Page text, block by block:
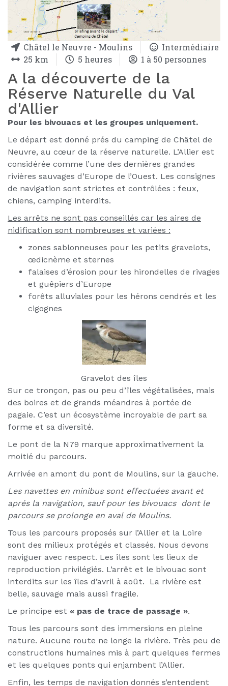
Châtel le Neuvre - Moulins
Intermédiaire
25 km
5 heures 1 à 50 personnes
A la découverte de la
Réserve Naturelle du Val
d'Allier
Pour les bivouacs et les groupes uniquement.
Le départ est donné prés du camping de Châtel de
Neuvre, au cœur de la réserve naturelle. L’Allier est
considérée comme l’une des dernières grandes
rivières sauvages d’Europe de l’Ouest. Les consignes
de navigation sont strictes et contrôlées : feux,
chiens, camping interdits.
Les arrêts ne sont pas conseillés car les aires de
nidification sont nombreuses et variées :
zones sablonneuses pour les petits gravelots,
œdicnème et sternes
falaises d’érosion pour les hirondelles de rivages
et guêpiers d’Europe
forêts alluviales pour les hérons cendrés et les
cigognes
Gravelot des îles
Sur ce tronçon, pas ou peu d’îles végétalisées, mais
des boires et de grands méandres à portée de
pagaie. C’est un écosystème incroyable de part sa
forme et sa diversité.
Le pont de la N79 marque approximativement la
moitié du parcours.
Arrivée en amont du pont de Moulins, sur la gauche.
Les navettes en minibus sont effectuées avant et
aprés la navigation, sauf pour les bivouacs dont le
parcours se prolonge en aval de Moulins.
Tous les parcours proposés sur l’Allier et la Loire
sont des milieux protégés et classés. Nous devons
naviguer avec respect. Les îles sont les lieux de
reproduction privilégiés. L’arrêt et le bivouac sont
interdits sur les îles d’avril à août. La rivière est
belle, sauvage mais aussi fragile.
Le principe est « pas de trace de passage ».
Tous les parcours sont des immersions en pleine
nature. Aucune route ne longe la rivière. Très peu de
constructions humaines mis à part quelques fermes
et les quelques ponts qui enjambent l’Allier.
Enfin, les temps de navigation donnés s’entendent